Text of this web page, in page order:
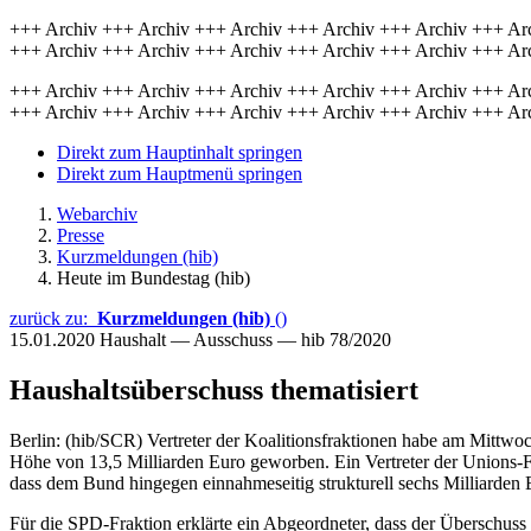
+++ Archiv +++ Archiv +++ Archiv +++ Archiv +++ Archiv +++
+++ Archiv +++ Archiv +++ Archiv +++ Archiv +++ Archiv +++
+++ Archiv +++ Archiv +++ Archiv +++ Archiv +++ Archiv +++
+++ Archiv +++ Archiv +++ Archiv +++ Archiv +++ Archiv +++
Direkt zum Hauptinhalt springen
Direkt zum Hauptmenü springen
Webarchiv
Presse
Kurzmeldungen (hib)
Heute im Bundestag (hib)
zurück zu: Kurzmeldungen (hib) ()
15.01.2020 Haushalt — Ausschuss — hib 78/2020
Haushaltsüberschuss thematisiert
Berlin: (hib/SCR) Vertreter der Koalitionsfraktionen habe am
Höhe von 13,5 Milliarden Euro geworben. Ein Vertreter der Unions-
dass dem Bund hingegen einnahmeseitig strukturell sechs
Für die SPD-Fraktion erklärte ein Abgeordneter, dass der